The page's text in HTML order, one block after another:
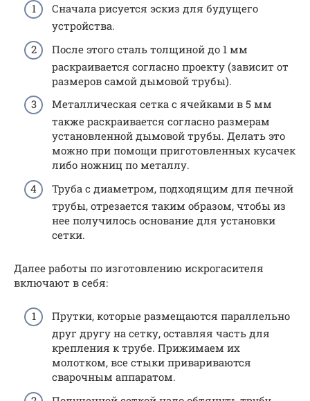
Сначала рисуется эскиз для будущего
устройства.
После этого сталь толщиной до 1 мм
раскраивается согласно проекту (зависит от
размеров самой дымовой трубы).
Металлическая сетка с ячейками в 5 мм
также раскраивается согласно размерам
установленной дымовой трубы. Делать это
можно при помощи приготовленных кусачек
либо ножниц по металлу.
Труба с диаметром, подходящим для печной
трубы, отрезается таким образом, чтобы из
нее получилось основание для установки
сетки.
Далее работы по изготовлению искрогасителя
включают в себя:
Прутки, которые размещаются параллельно
друг другу на сетку, оставляя часть для
крепления к трубе. Прижимаем их
молотком, все стыки привариваются
сварочным аппаратом.